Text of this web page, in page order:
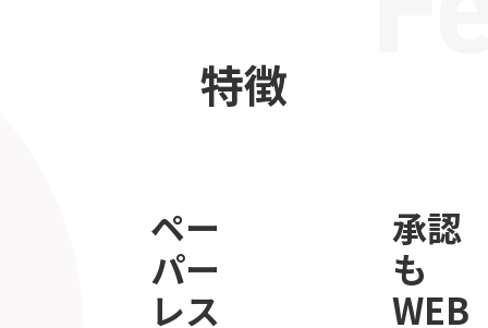
特徴
ペー
パー
レス
承認
も
WEB